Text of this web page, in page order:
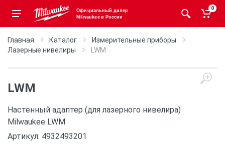
Официальный дилер
Milwaukee в России
0
Главная Каталог
Измерительные приборы
Лазерные нивелиры
LWM
LWM
Настенный адаптер (для лазерного нивелира)
Milwaukee LWM
Артикул: 4932493201